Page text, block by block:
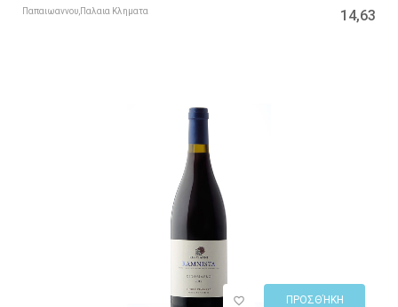
Παπαιωαννου,Παλαια Κληματα 14,63
ΠΡΟΣΘΉΚΗ